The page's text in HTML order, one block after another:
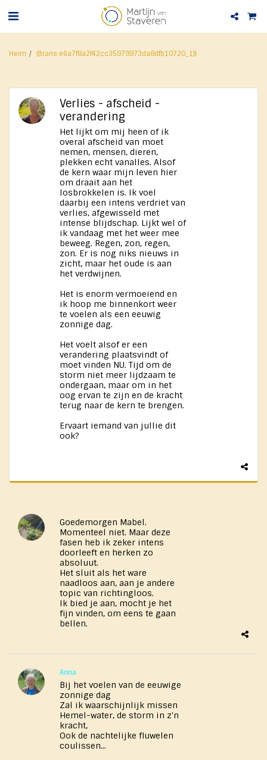
Heim {{trans:e6a7f8a2f42cc35979973da8dfb10720_1}}
Verlies - afscheid -
verandering
Het lijkt om mij heen of ik
overal afscheid van moet
nemen, mensen, dieren,
plekken echt vanalles. Alsof
de kern waar mijn leven hier
om draait aan het
losbrokkelen is. Ik voel
daarbij een intens verdriet van
verlies, afgewisseld met
intense blijdschap. Lijkt wel of
ik vandaag met het weer mee
beweeg. Regen, zon, regen,
zon. Er is nog niks nieuws in
zicht, maar het oude ​is aan
het verdwijnen.
Het is enorm vermoeiend en
ik hoop me binnenkort weer
te voelen als een eeuwig
zonnige dag.
Het voelt alsof er een
verandering plaatsvindt of
moet vinden NU. Tijd om de
storm niet meer lijdzaam te
ondergaan, maar om in het
oog ervan te zijn en de kracht
terug naar de kern te brengen.
Ervaart iemand van jullie dit
ook?
Goedemorgen Mabel.
Momenteel niet. Maar deze
fasen heb ik zeker intens
doorleeft en herken zo
absoluut.
Het sluit als het ware
naadloos aan, aan je andere
topic van richtingloos.
Ik bied je aan, mocht je het
fijn vinden, om eens te gaan
bellen.
Anna
Bij het voelen van de eeuwige
zonnige dag
Zal ik waarschijnlijk missen
Hemel-water, de storm in z'n
kracht,
Ook de nachtelijke fluwelen
coulissen...